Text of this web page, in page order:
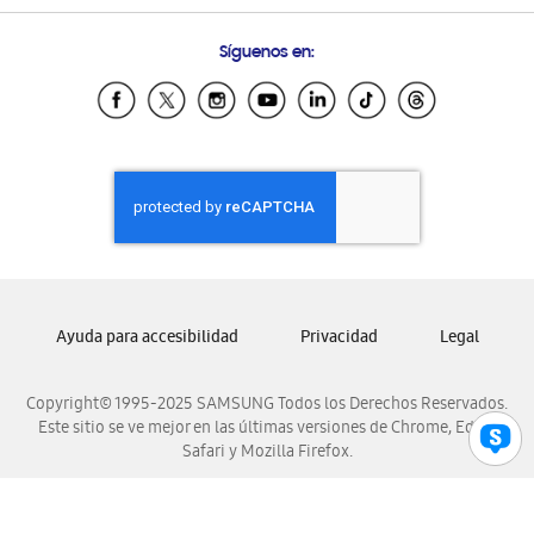
Samsung Ecuador
Samsung El Salvador
Samsung Honduras
Samsung Nicaragua
Samsung Panamá
Samsung Venezuela
Síguenos en:
Copyright© 1995-2025 SAMSUNG Todos los Derechos Reservados.
Este sitio se ve mejor en las últimas versiones de Chrome, Edge,
Safari y Mozilla Firefox.
Ayuda para accesibilidad Privacidad Legal